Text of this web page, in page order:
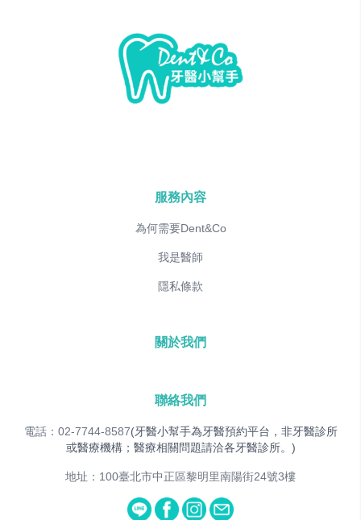
服務內容
為何需要Dent&Co
我是醫師
隱私條款
關於我們
聯絡我們
電話：02-7744-8587(牙醫小幫手為牙醫預約平台，非牙醫診所
或醫療機構；醫療相關問題請洽各牙醫診所。)
地址：100臺北市中正區黎明里南陽街24號3樓